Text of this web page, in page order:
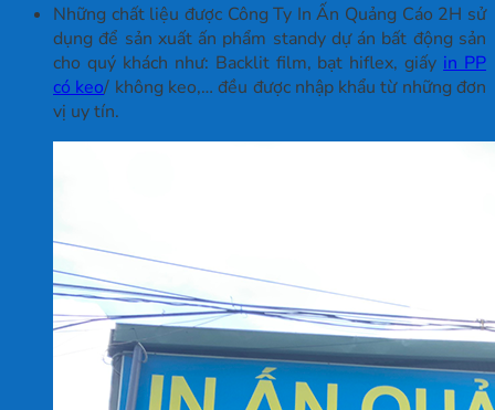
Những chất liệu được Công Ty In Ấn Quảng Cáo 2H sử
dụng để sản xuất ấn phẩm standy dự án bất động sản
cho quý khách như: Backlit film, bạt hiflex, giấy in PP
có keo/ không keo,… đều được nhập khẩu từ những đơn
vị uy tín.